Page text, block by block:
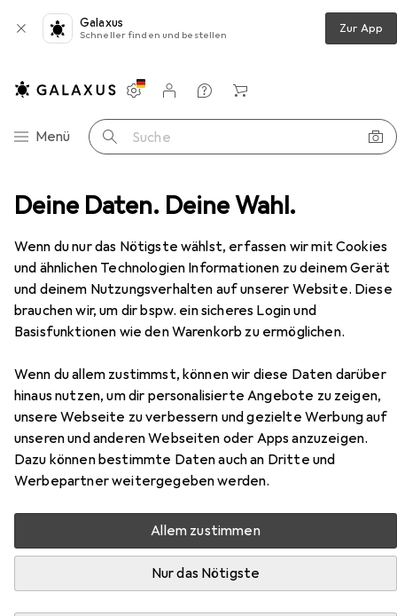
Deine Daten. Deine Wahl.
Wenn du nur das Nötigste wählst, erfassen wir mit Cookies
und ähnlichen Technologien Informationen zu deinem Gerät
und deinem Nutzungsverhalten auf unserer Website. Diese
brauchen wir, um dir bspw. ein sicheres Login und
Basisfunktionen wie den Warenkorb zu ermöglichen.
Wenn du allem zustimmst, können wir diese Daten darüber
hinaus nutzen, um dir personalisierte Angebote zu zeigen,
unsere Webseite zu verbessern und gezielte Werbung auf
unseren und anderen Webseiten oder Apps anzuzeigen.
Dazu können bestimmte Daten auch an Dritte und
Werbepartner weitergegeben werden.
Allem zustimmen
Nur das Nötigste
Galaxus
Schneller finden und bestellen Zur App
Navigation nach Kategorien
Menü Suche
Einstellungen
Kundenkonto
Vergleichslisten
Merklisten
Warenkorb
Wohnzimmer Regal Vicco Eckunterschrank R-Line
EUR
205,75
ViccoEckunterschrank R-Line
Zubehör für Vicco
Eckunterschrank R-Line
Hier findest du passendes Zubehör zum Produkt Vicco
Schutzpuffer.
Relevanz